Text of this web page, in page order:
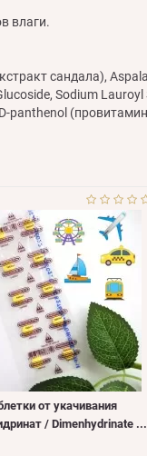
влаги.
сандала),
Sodium Lauroyl
от укачивания
/ Dimenhydrinate ...